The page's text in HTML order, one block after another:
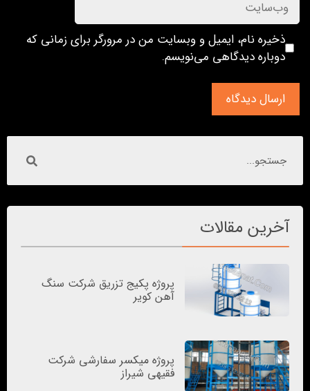
آخرین مقالات
پروژه پکیج تزریق شرکت سنگ
آهن کویر
پروژه میکسر سفارشی شرکت
فقیهی شیراز
ذخیره نام، ایمیل و وبسایت من در مرورگر برای زمانی که
دوباره دیدگاهی می‌نویسم.